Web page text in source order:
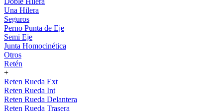
Una Hilera
Seguros
Perno Punta de Eje
Semi Eje
Junta Homocinética
Otros
Retén
+
Reten Rueda Ext
Reten Rueda Int
Reten Rueda Delantera
Reten Rueda Trasera